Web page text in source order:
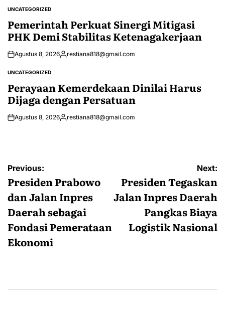
POSTED
UNCATEGORIZED
Pemerintah Perkuat Sinergi Mitigasi
PHK Demi Stabilitas Ketenagakerjaan
Agustus 8, 2026Posted
restiana818@gmail.com
POSTED
UNCATEGORIZED
Perayaan Kemerdekaan Dinilai Harus
Dijaga dengan Persatuan
Agustus 8, 2026Posted
restiana818@gmail.com
Navigasi
pos
Previous:
Presiden Prabowo
dan Jalan Inpres
Daerah sebagai
Fondasi Pemerataan
Ekonomi
Next:
Presiden Tegaskan
Jalan Inpres Daerah
Pangkas Biaya
Logistik Nasional